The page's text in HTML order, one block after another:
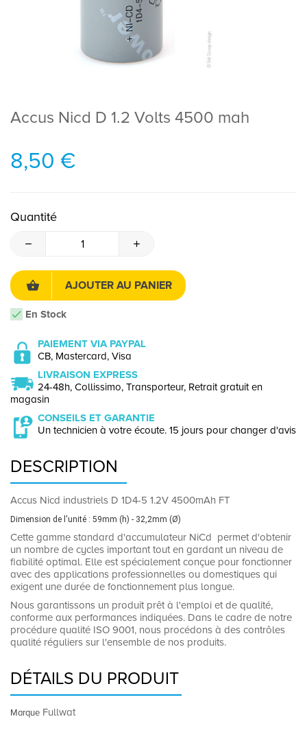
Accus Nicd D 1.2 Volts 4500 mah
8,50 €
Quantité
AJOUTER AU PANIER
En Stock
PAIEMENT VIA PAYPAL
CB, Mastercard, Visa
LIVRAISON EXPRESS
24-48h, Collissimo, Transporteur, Retrait gratuit en
magasin
CONSEILS ET GARANTIE
Un technicien à votre écoute. 15 jours pour changer d'avis
DESCRIPTION
Accus Nicd industriels D 1D4-5 1.2V 4500mAh FT
Dimension de l'unité : 59mm (h) - 32,2mm (Ø)
Cette gamme standard d'accumulateur NiCd permet d'obtenir
un nombre de cycles important tout en gardant un niveau de
fiabilité optimal. Elle est spécialement conçue pour fonctionner
avec des applications professionnelles ou domestiques qui
exigent une durée de fonctionnement plus longue.
Nous garantissons un produit prêt à l'emploi et de qualité,
conforme aux performances indiquées. Dans le cadre de notre
procédure qualité ISO 9001, nous procédons à des contrôles
qualité réguliers sur l'ensemble de nos produits.
DÉTAILS DU PRODUIT
Marque Fullwat